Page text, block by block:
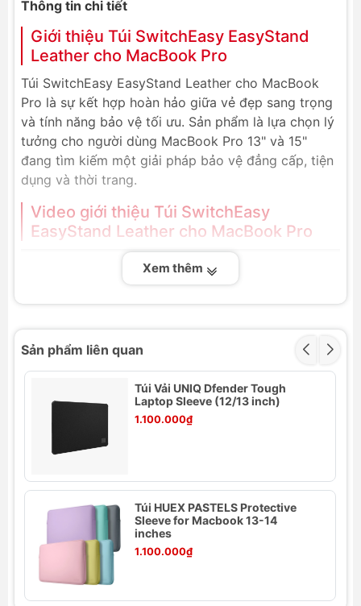
Thông tin chi tiết
Giới thiệu Túi SwitchEasy EasyStand
Leather cho MacBook Pro
Túi SwitchEasy EasyStand Leather cho MacBook
Pro là sự kết hợp hoàn hảo giữa vẻ đẹp sang trọng
và tính năng bảo vệ tối ưu. Sản phẩm là lựa chọn lý
tưởng cho người dùng MacBook Pro 13" và 15"
đang tìm kiếm một giải pháp bảo vệ đẳng cấp, tiện
dụng và thời trang.
Video giới thiệu Túi SwitchEasy
EasyStand Leather cho MacBook Pro
Thông số kỹ thuật Túi SwitchEasy
EasyStand Leather cho MacBook Pro
Sản phẩm:
Xem thêm
Sản phẩm liên quan
Túi Vải UNIQ Dfender Tough
Laptop Sleeve (12/13 inch)
1.100.000₫
Túi HUEX PASTELS Protective
Sleeve for Macbook 13-14
inches
1.100.000₫